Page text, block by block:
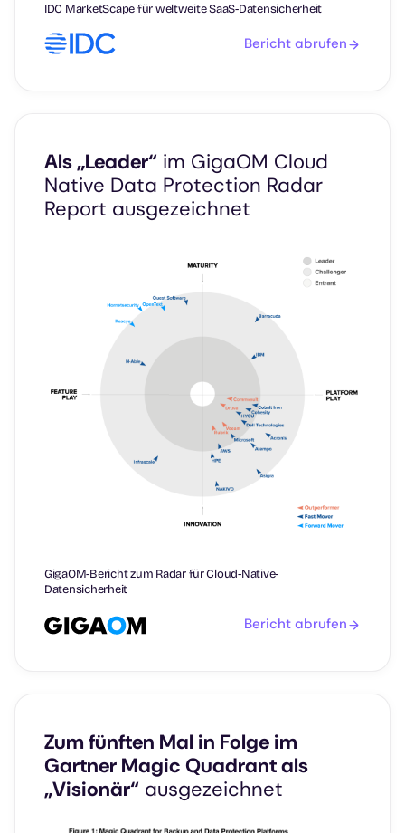
IDC MarketScape für weltweite SaaS-Datensicherheit
Bericht abrufen
Als „Leader“ im GigaOM Cloud
Native Data Protection Radar
Report ausgezeichnet
GigaOM-Bericht zum Radar für Cloud-Native-
Datensicherheit
Bericht abrufen
Zum fünften Mal in Folge im
Gartner Magic Quadrant als
„Visionär“ ausgezeichnet